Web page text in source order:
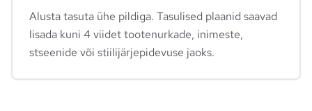
Alusta tasuta ühe pildiga. Tasulised plaanid saavad
lisada kuni 4 viidet tootenurkade, inimeste,
stseenide või stiilijärjepidevuse jaoks.